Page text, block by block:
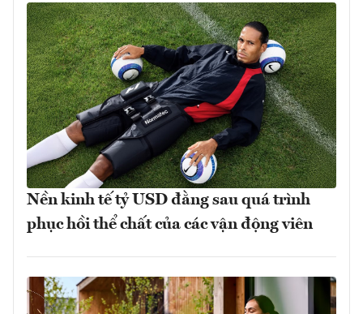
Nền kinh tế tỷ USD đằng sau quá trình
phục hồi thể chất của các vận động viên